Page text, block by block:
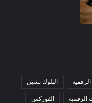
البلوك تشين
الرقمية الفوركس